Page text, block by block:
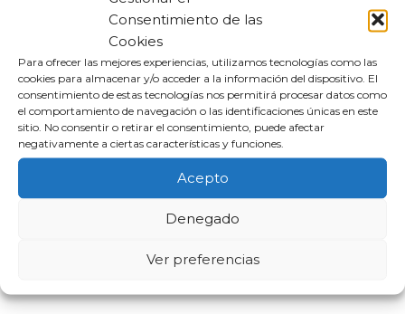
Consentimiento de las
Cookies
Para ofrecer las mejores experiencias, utilizamos tecnologías como las
cookies para almacenar y/o acceder a la información del dispositivo. El
consentimiento de estas tecnologías nos permitirá procesar datos como
el comportamiento de navegación o las identificaciones únicas en este
sitio. No consentir o retirar el consentimiento, puede afectar
negativamente a ciertas características y funciones.
Acepto
Denegado
Ver preferencias
había prescrito.
Verifica si la deuda ha prescrito
Muchas de las deudas que adquiere
Intrum son antiguas y no exigibles.
Consulta con un abogado
especializado. Asegúrate de contar
procedimientos de deuda y
reclamación.
Estos pasos te ayudarán a manejar la